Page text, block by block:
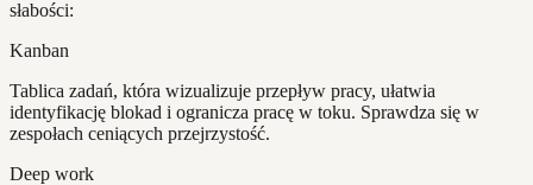
słabości:
Kanban
Tablica zadań, która wizualizuje przepływ pracy, ułatwia
identyfikację blokad i ogranicza pracę w toku. Sprawdza się w
zespołach ceniących przejrzystość.
Deep work